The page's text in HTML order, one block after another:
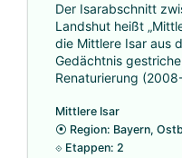
Der Isarabschnitt
Landshut heißt
die Mittlere Isar aus
Gedächtnis
Renaturierung
Mittlere Isar
⦿ Region: Bayern,
⟐ Etappen: 2